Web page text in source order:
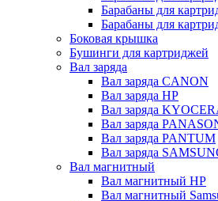
Барабаны для
Барабаны для
Боковая крышка
Бушинги для картриджей
Вал заряда
Вал заряда CANON
Вал заряда HP
Вал заряда
Вал заряда
Вал заряда PANTUM
Вал заряда
Вал магнитный
Вал магнитный HP
Вал магнитный